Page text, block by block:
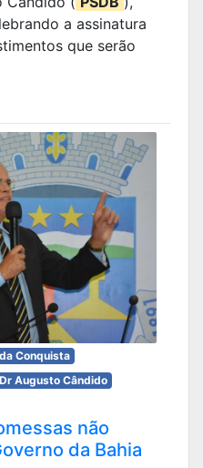
a assinatura
que serão
Conquista
Dr Augusto Cândido
não
da Bahia